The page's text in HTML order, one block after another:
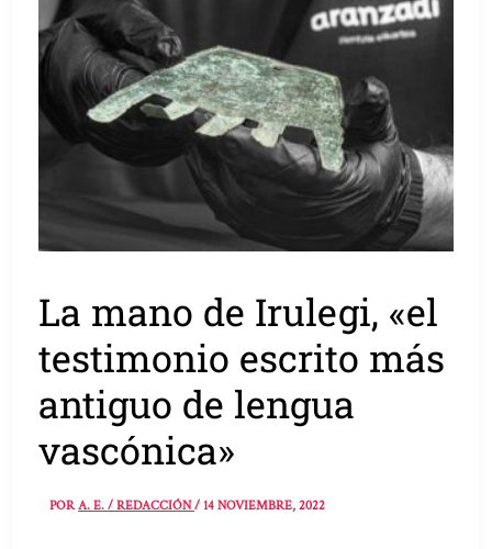
La mano de Irulegi, «el
testimonio escrito más
antiguo de lengua
vascónica»
PORA. E. / REDACCIÓN/14 NOVIEMBRE, 2022